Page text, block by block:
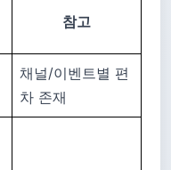
참고
채널/이벤트별 편
차 존재